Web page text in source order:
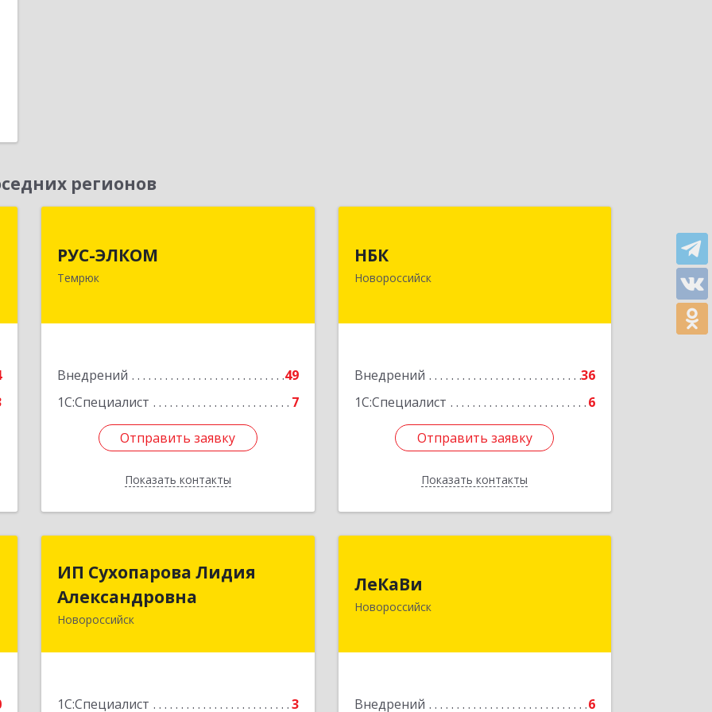
регионов
РУС-ЭЛКОМ
Темрюк
Внедрений
49
1С:Специалист
7
Отправить заявку
Показать контакты
Темрюкский р-н, Темрюк г, Ленина
Отправить заявку
Назад
НБК
Новороссийск
Внедрений
36
1С:Специалист
6
Отправить заявку
Показать контакты
Новороссийск г, Леднева ул, дом № 5,
Отправить заявку
Назад
ИП Сухопарова Лидия
Александровна
Новороссийск
1С:Специалист 3
Александровна
353900, Краснодарский край,
Подробнее
ЛеКаВи
Новороссийск
Внедрений 6
Новороссийск г, 1-й Кутузовский пер,